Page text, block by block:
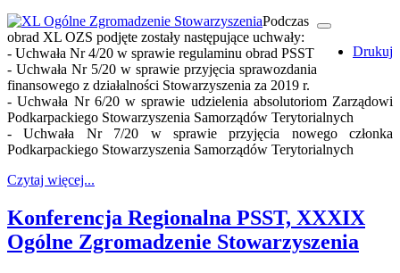
Drukuj
Podczas
obrad XL OZS podjęte zostały następujące uchwały:
- Uchwała Nr 4/20 w sprawie regulaminu obrad PSST
- Uchwała Nr 5/20 w sprawie przyjęcia sprawozdania
finansowego z działalności Stowarzyszenia za 2019 r.
- Uchwała Nr 6/20 w sprawie udzielenia absolutoriom Zarządowi
Podkarpackiego Stowarzyszenia Samorządów Terytorialnych
- Uchwała Nr 7/20 w sprawie przyjęcia nowego członka
Podkarpackiego Stowarzyszenia Samorządów Terytorialnych
Czytaj więcej...
Konferencja Regionalna PSST, XXXIX
Ogólne Zgromadzenie Stowarzyszenia